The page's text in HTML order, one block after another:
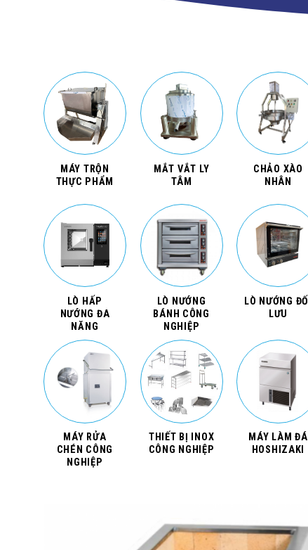
MÁY TRỘN
THỰC PHẨM
MẮT VẮT LY
TÂM
CHẢO XÀO
NHÂN
LÒ HẤP
NƯỚNG ĐA
NĂNG
LÒ NƯỚNG
BÁNH CÔNG
NGHIỆP
LÒ NƯỚNG ĐỐI
LƯU
MÁY RỬA
CHÉN CÔNG
NGHIỆP
THIẾT BỊ INOX
CÔNG NGHIỆP
MÁY LÀM ĐÁ
HOSHIZAKI